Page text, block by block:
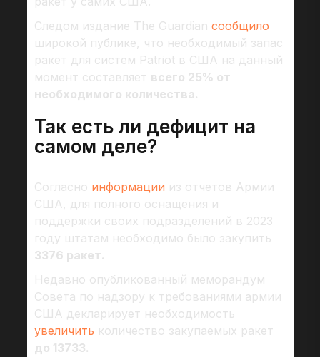
Следом издание The Guardian сообщило
широкой публике, что необходимый запас
ракет для систем Patriot в США на данный
момент составляет всего 25% от
необходимого количества.
Так есть ли дефицит на
самом деле?
Согласно информации из отчетов Армии
США, для полного оснащения и
поддержки своих подразделений в 2023
году штатам необходимо было закупить
3376 ракет.
Недавно опубликованный меморандум
Совета по надзору к требованиями армии
США декларирует необходимость
увеличить количество закупаемых ракет
до 13733.